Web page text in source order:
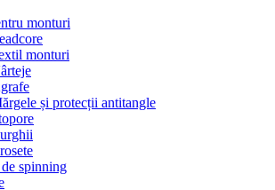
monturi
monturi
și protecții antitangle
spinning